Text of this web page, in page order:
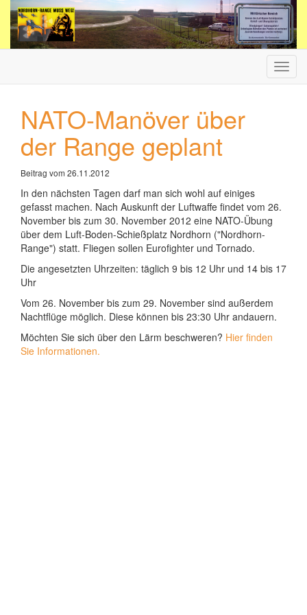
ein-/
NATO-Manöver über
der Range geplant
Beitrag vom 26.11.2012
In den nächsten Tagen darf man sich wohl auf einiges
gefasst machen. Nach Auskunft der Luftwaffe findet vom 26.
November bis zum 30. November 2012 eine NATO-Übung
über dem Luft-Boden-Schießplatz Nordhorn ("Nordhorn-
Range") statt. Fliegen sollen Eurofighter und Tornado.
Die angesetzten Uhrzeiten: täglich 9 bis 12 Uhr und 14 bis 17
Uhr
Vom 26. November bis zum 29. November sind außerdem
Nachtflüge möglich. Diese können bis 23:30 Uhr andauern.
Möchten Sie sich über den Lärm beschweren? Hier finden
Sie Informationen.